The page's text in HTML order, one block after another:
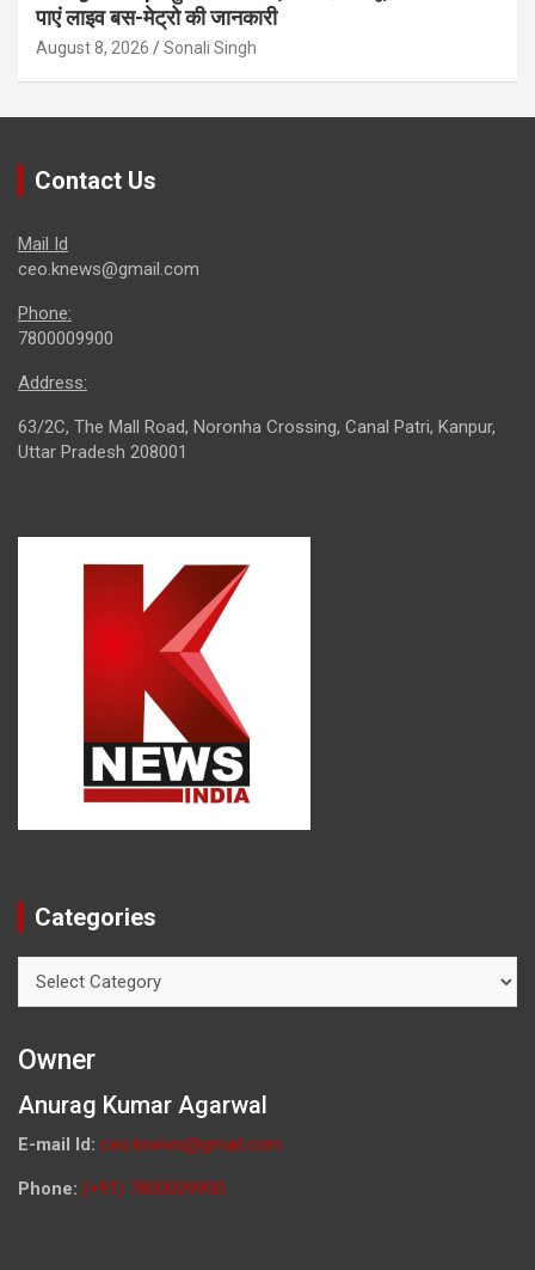
पाएं लाइव बस-मेट्रो की जानकारी
August 8, 2026 Sonali Singh
Contact Us
Mail Id
ceo.knews@gmail.com
Phone:
7800009900
Address:
63/2C, The Mall Road, Noronha Crossing, Canal Patri, Kanpur,
Uttar Pradesh 208001
Categories
Owner
Anurag Kumar Agarwal
E-mail Id: ceo.knews@gmail.com
Phone: (+91) 7800009900